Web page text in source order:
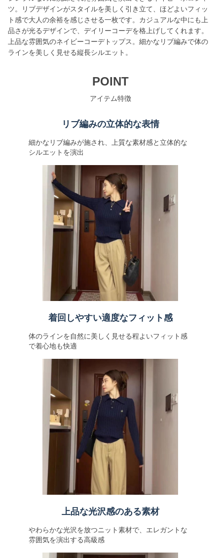
ツ。リブデザインがスタイルを美しく引き立て、ほどよいフィッ
ト感で大人の余裕を感じさせる一枚です。カジュアルな中にも上
品さが光るデザインで、デイリーコーデを格上げしてくれます。
上品な雰囲気のネイビーコーデトップス。細かなリブ編みで体の
ラインを美しく見せる縦長シルエット。
POINT
アイテム特徴
リブ編みの立体的な表情
細かなリブ編みが施され、上質な素材感と立体的な
シルエットを演出
着回しやすい適度なフィット感
体のラインを自然に美しく見せる程よいフィット感
で着心地も快適
上品な光沢感のある素材
やわらかな光沢を放つニット素材で、エレガントな
雰囲気を演出する高級感